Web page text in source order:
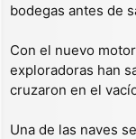
bodegas antes de
Con el nuevo
exploradoras han
cruzaron en el
Una de las naves